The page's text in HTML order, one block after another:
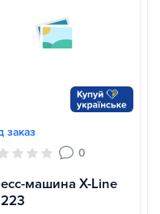
заказ
0
машина X-Line